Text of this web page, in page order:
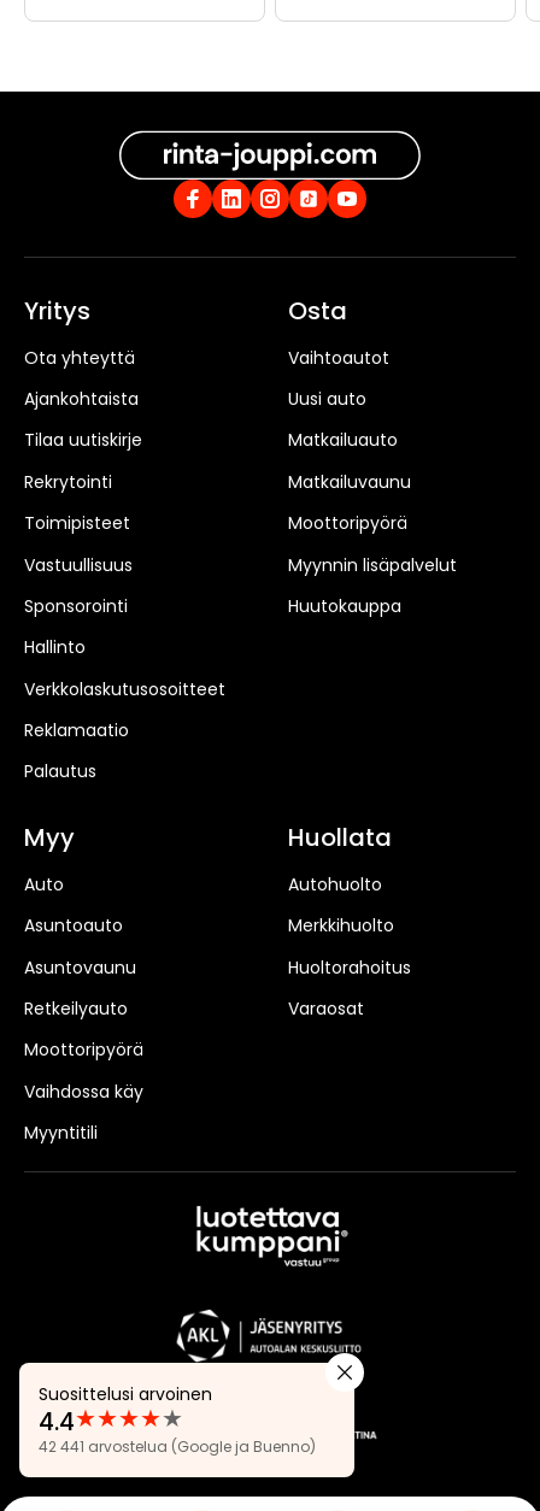
Suosittelusi arvoinen
Arvostelut:
4.4
★★★★★
4.4
42 441 arvostelua (Google ja Buenno)
Yritys
Ota yhteyttä
Ajankohtaista
Tilaa uutiskirje
Rekrytointi
Toimipisteet
Vastuullisuus
Sponsorointi
Hallinto
Verkkolaskutusosoitteet
Reklamaatio
Palautus
Osta
Vaihtoautot
Uusi auto
Matkailuauto
Matkailuvaunu
Moottoripyörä
Myynnin lisäpalvelut
Huutokauppa
Myy
Auto
Asuntoauto
Asuntovaunu
Retkeilyauto
Moottoripyörä
Vaihdossa käy
Myyntitili
Huollata
Autohuolto
Merkkihuolto
Huoltorahoitus
Varaosat